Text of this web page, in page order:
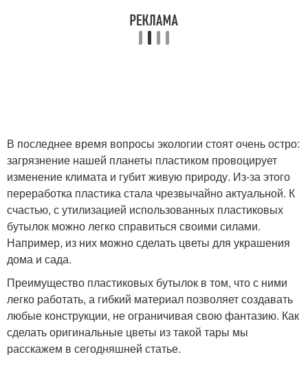
В последнее время вопросы экологии стоят очень остро:
загрязнение нашей планеты пластиком провоцирует
изменение климата и губит живую природу. Из-за этого
переработка пластика стала чрезвычайно актуальной. К
счастью, с утилизацией использованных пластиковых
бутылок можно легко справиться своими силами.
Например, из них можно сделать цветы для украшения
дома и сада.
Преимущество пластиковых бутылок в том, что с ними
легко работать, а гибкий материал позволяет создавать
любые конструкции, не ограничивая свою фантазию. Как
сделать оригинальные цветы из такой тары мы
расскажем в сегодняшней статье.